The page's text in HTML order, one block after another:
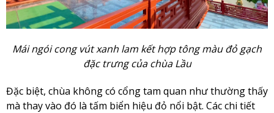
Mái ngói cong vút xanh lam kết hợp tông màu đỏ gạch
đặc trưng của chùa Lầu
Đặc biệt, chùa không có cổng tam quan như thường thấy
mà thay vào đó là tấm biển hiệu đỏ nổi bật. Các chi tiết